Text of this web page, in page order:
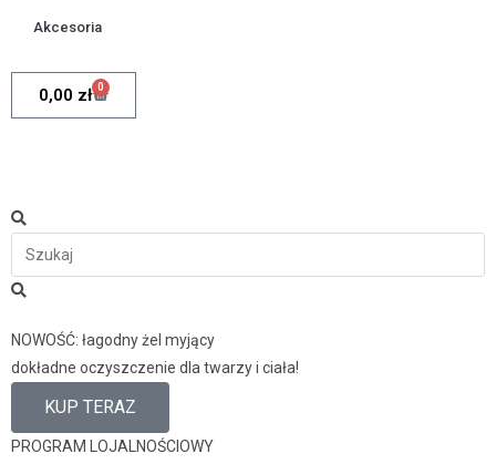
Akcesoria
0,00 zł 0
NOWOŚĆ: łagodny żel myjący
dokładne oczyszczenie dla twarzy i ciała!
KUP TERAZ
PROGRAM LOJALNOŚCIOWY